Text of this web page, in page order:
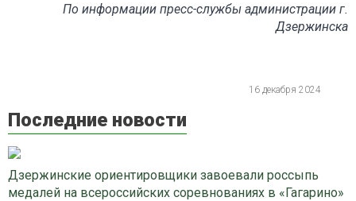
По информации пресс-службы администрации г.
Дзержинска
16 декабря 2024
Последние новости
Дзержинские ориентировщики завоевали россыпь
медалей на всероссийских соревнованиях в «Гагарино»